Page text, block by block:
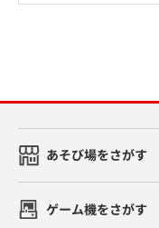
あそび場をさがす
ゲーム機をさがす